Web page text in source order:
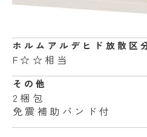
素材・加工
【本体素材】プリント
ホルムアルデヒド 放散区
F☆☆相当
その他
2梱包
免震補助バンド付